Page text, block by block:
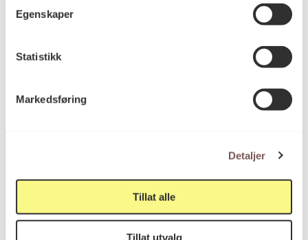
Egenskaper
Statistikk
Markedsføring
Detaljer
Tillat alle
Tillat utvalg
Postadresse